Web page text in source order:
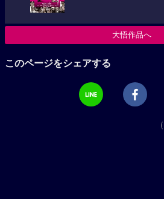
大悟作品へ
このページをシェアする
（